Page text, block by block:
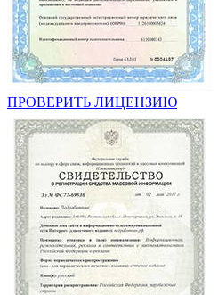
ПРОВЕРИТЬ ЛИЦЕНЗИЮ